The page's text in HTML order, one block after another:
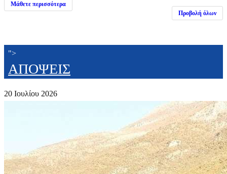
Μάθετε περισσότερα
Προβολή όλων
">
ΑΠΟΨΕΙΣ
20 Ιουλίου 2026